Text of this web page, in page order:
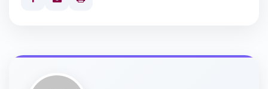
Print